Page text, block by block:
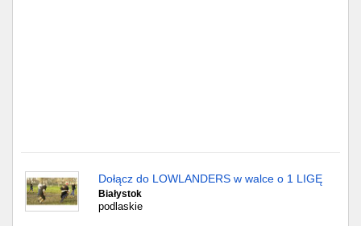
Dołącz do LOWLANDERS w walce o 1 LIGĘ
Białystok
podlaskie
Kielce
Częstochowa